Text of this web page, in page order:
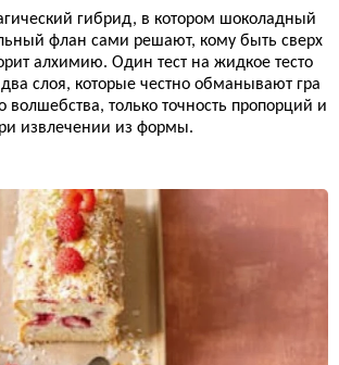
гибрид, в котором шоколадный
флан сами решают, кому быть сверх
алхимию. Один тест на жидкое тесто
слоя, которые честно обманывают гра
волшебства, только точность пропорций и
извлечении из формы.